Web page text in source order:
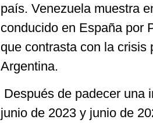
país. Venezuela muestra
conducido en España por
que contrasta con la crisis
Argentina.
Después de padecer una
junio de 2023 y junio de